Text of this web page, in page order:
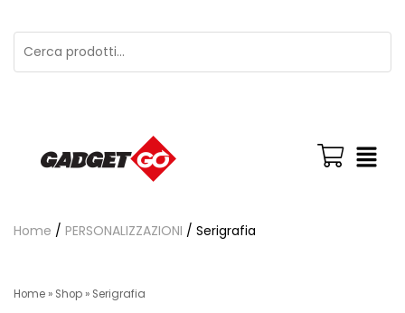
Home / PERSONALIZZAZIONI / Serigrafia
Home » Shop » Serigrafia